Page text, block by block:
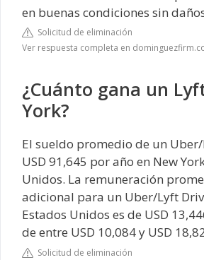
en buenas condiciones sin
Solicitud de eliminación
Ver respuesta completa en
¿Cuánto gana un
York?
El sueldo promedio de un
USD 91,645 por año en New
Unidos. La remuneración
adicional para un Uber/Lyft
Estados Unidos es de USD
de entre USD 10,084 y USD
Solicitud de eliminación